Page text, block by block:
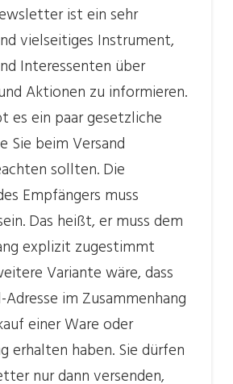
ist ein sehr
vielseitiges Instrument,
Interessenten über
Aktionen zu informieren.
es ein paar gesetzliche
Sie beim Versand
sollten. Die
Empfängers muss
Das heißt, er muss dem
explizit zugestimmt
Variante wäre, dass
Adresse im Zusammenhang
einer Ware oder
erhalten haben. Sie dürfen
nur dann versenden,